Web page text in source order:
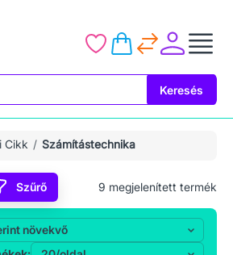
Keresés
Cikk Számítástechnika
Szűrő 9 megjelenített termék